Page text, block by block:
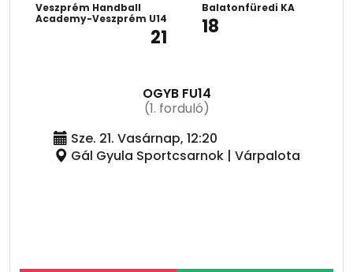
Veszprém Handball
Academy-Veszprém U14
21
Balatonfüredi KA
18
OGYB FU14
(1. forduló)
Sze. 21. Vasárnap, 12:20
Gál Gyula Sportcsarnok | Várpalota